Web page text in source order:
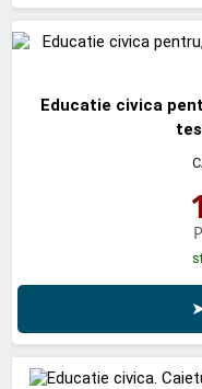
Educatie civica